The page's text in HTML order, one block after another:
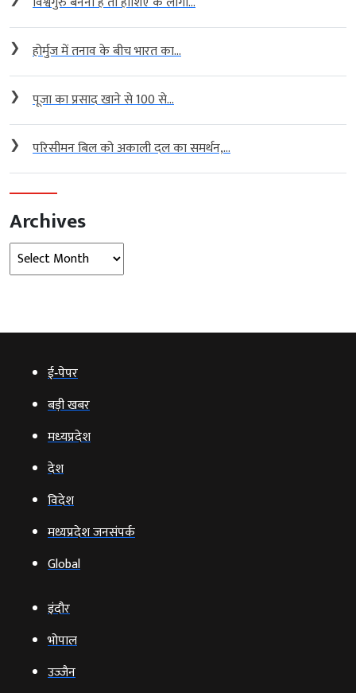
❯ होर्मुज में तनाव के बीच भारत का...
❯ पूजा का प्रसाद खाने से 100 से...
❯ परिसीमन बिल को अकाली दल का समर्थन,...
Archives
Archives
ई‑पेपर
बड़ी खबर
मध्‍यप्रदेश
देश
विदेश
मध्यप्रदेश जनसंपर्क
Global
इंदौर
भोपाल
उज्‍जैन